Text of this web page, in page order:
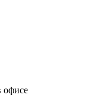
офисе